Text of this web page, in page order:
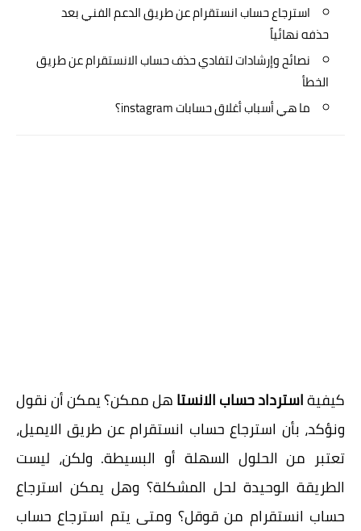
استرجاع حساب انستقرام عن طريق الدعم الفني بعد
حذفه نهائياً
نصائح وإرشادات لتفادي حذف حساب الانستقرام عن طريق
الخطأ
ما هي أسباب أغلاق حسابات instagram؟
كيفيةاسترداد حساب الانستاهل ممكن؟ يمكن أن نقول
ونؤكد، بأن استرجاع حساب انستقرام عن طريق الايميل،
تعتبر من الحلول السهلة أو البسيطة. ولكن، ليست
الطريقة الوحيدة لحل المشكلة؟ وهل يمكن استرجاع
حساب انستقرام من قوقل؟ ومتى يتم استرجاع حساب